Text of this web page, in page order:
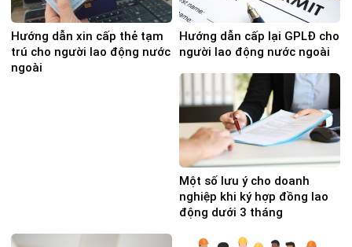
Hướng dẫn xin cấp thẻ tạm
trú cho người lao động nước
ngoài
Hướng dẫn cấp lại GPLĐ cho
người lao động nước ngoài
Một số lưu ý cho doanh
nghiệp khi ký hợp đồng lao
động dưới 3 tháng